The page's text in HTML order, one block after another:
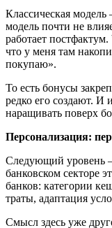
Классическая
модель почти не
работает
что у меня там
покупаю».
То есть бонусы
редко его создают. И
наращивать поверх
Персонализация:
Следующий уровень
банковском секторе
банков: категории
траты, адаптация
Смысл здесь уже